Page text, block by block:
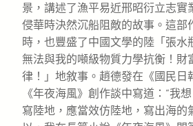
景，講述了漁平易近邢昭衍立志實
侵華時決然沉船阻敵的故事。這部
時，也豐盛了中國文學的陸「張水
無法與我的噸級物質力學抗衡！財
律！」地敘事。趙德發在《國民日
《年夜海風》創作談中寫道：“我
寫陸地，應當效仿陸地，寫出海的